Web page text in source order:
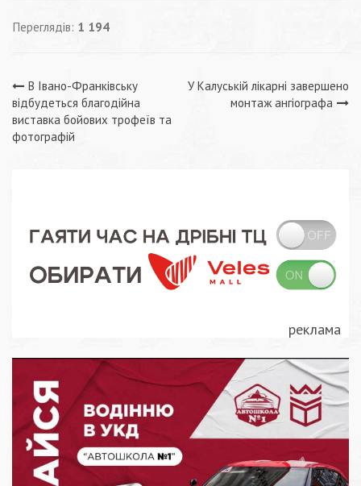
Переглядів: 1 194
Навігація
записів
В Івано-Франківську
відбудеться благодійна
виставка бойових трофеїв та
фотографій
У Калуській лікарні завершено
монтаж ангіографа